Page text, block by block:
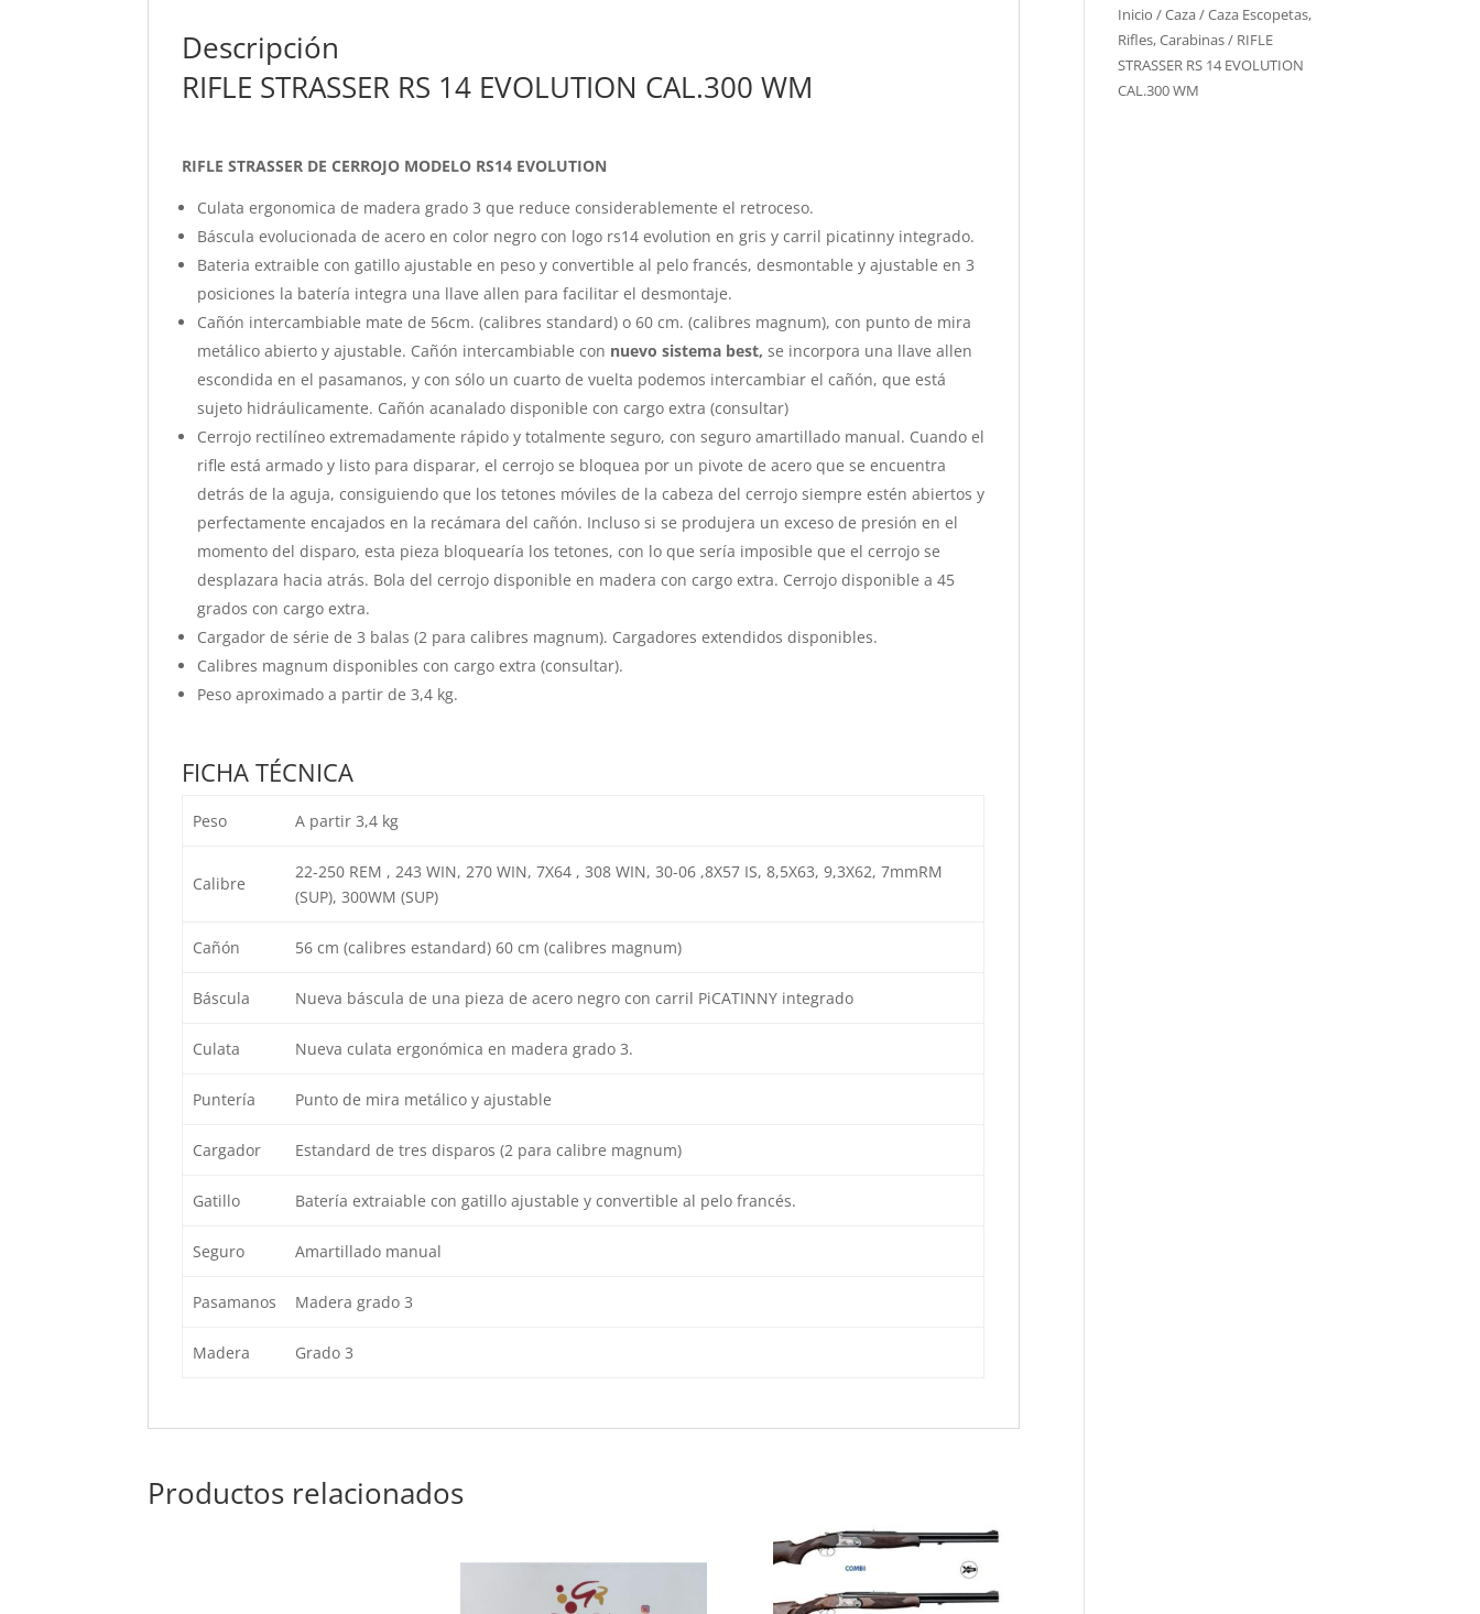
Descripción
RIFLE STRASSER RS 14 EVOLUTION CAL.300 WM
RIFLE STRASSER DE CERROJO MODELO RS14 EVOLUTION
Culata ergonomica de madera grado 3 que reduce considerablemente el retroceso.
Báscula evolucionada de acero en color negro con logo rs14 evolution en gris y carril picatinny integrado.
Bateria extraible con gatillo ajustable en peso y convertible al pelo francés, desmontable y ajustable en 3
posiciones la batería integra una llave allen para facilitar el desmontaje.
Cañón intercambiable mate de 56cm. (calibres standard) o 60 cm. (calibres magnum), con punto de mira
metálico abierto y ajustable. Cañón intercambiable con nuevo sistema best, se incorpora una llave allen
escondida en el pasamanos, y con sólo un cuarto de vuelta podemos intercambiar el cañón, que está
sujeto hidráulicamente. Cañón acanalado disponible con cargo extra (consultar)
Cerrojo rectilíneo extremadamente rápido y totalmente seguro, con seguro amartillado manual. Cuando el
rifle está armado y listo para disparar, el cerrojo se bloquea por un pivote de acero que se encuentra
detrás de la aguja, consiguiendo que los tetones móviles de la cabeza del cerrojo siempre estén abiertos y
perfectamente encajados en la recámara del cañón. Incluso si se produjera un exceso de presión en el
momento del disparo, esta pieza bloquearía los tetones, con lo que sería imposible que el cerrojo se
desplazara hacia atrás. Bola del cerrojo disponible en madera con cargo extra. Cerrojo disponible a 45
grados con cargo extra.
Cargador de série de 3 balas (2 para calibres magnum). Cargadores extendidos disponibles.
Calibres magnum disponibles con cargo extra (consultar).
Peso aproximado a partir de 3,4 kg.
FICHA TÉCNICA
Peso A partir 3,4 kg
Calibre
22-250 REM , 243 WIN, 270 WIN, 7X64 , 308 WIN, 30-06 ,8X57 IS, 8,5X63, 9,3X62, 7mmRM
(SUP), 300WM (SUP)
Cañón 56 cm (calibres estandard) 60 cm (calibres magnum)
Báscula Nueva báscula de una pieza de acero negro con carril PiCATINNY integrado
Culata Nueva culata ergonómica en madera grado 3.
Puntería Punto de mira metálico y ajustable
Cargador Estandard de tres disparos (2 para calibre magnum)
Gatillo Batería extraiable con gatillo ajustable y convertible al pelo francés.
Seguro Amartillado manual
Pasamanos Madera grado 3
Madera Grado 3
Productos relacionados
Inicio /Caza/Caza Escopetas,
Rifles, Carabinas/ RIFLE
STRASSER RS 14 EVOLUTION
CAL.300 WM